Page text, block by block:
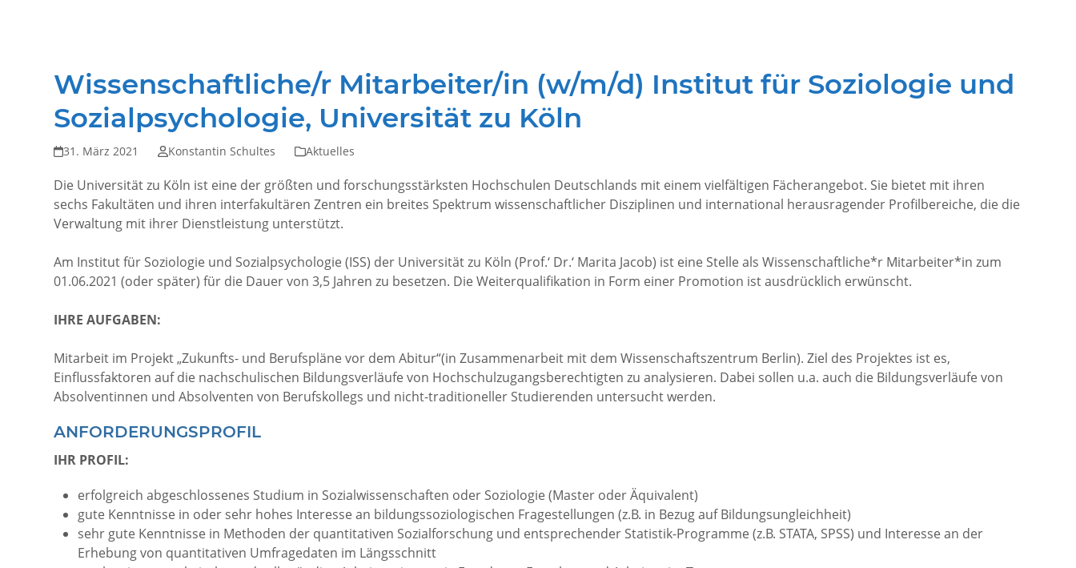
Wissenschaftliche/r Mitarbeiter/in (w/m/d) Institut für Soziologie und
Sozialpsychologie, Universität zu Köln
31. März 2021 Konstantin Schultes Aktuelles
Die Universität zu Köln ist eine der größten und forschungsstärksten Hochschulen Deutschlands mit einem vielfältigen Fächerangebot. Sie bietet mit ihren
sechs Fakultäten und ihren interfakultären Zentren ein breites Spektrum wissenschaftlicher Disziplinen und international herausragender Profilbereiche, die die
Verwaltung mit ihrer Dienstleistung unterstützt.
Am Institut für Soziologie und Sozialpsychologie (ISS) der Universität zu Köln (Prof.‘ Dr.‘ Marita Jacob) ist eine Stelle als Wissenschaftliche*r Mitarbeiter*in zum
01.06.2021 (oder später) für die Dauer von 3,5 Jahren zu besetzen. Die Weiterqualifikation in Form einer Promotion ist ausdrücklich erwünscht.
IHRE AUFGABEN:
Mitarbeit im Projekt „Zukunfts- und Berufspläne vor dem Abitur“(in Zusammenarbeit mit dem Wissenschaftszentrum Berlin). Ziel des Projektes ist es,
Einflussfaktoren auf die nachschulischen Bildungsverläufe von Hochschulzugangsberechtigten zu analysieren. Dabei sollen u.a. auch die Bildungsverläufe von
Absolventinnen und Absolventen von Berufskollegs und nicht-traditioneller Studierenden untersucht werden.
ANFORDERUNGSPROFIL
IHR PROFIL:
erfolgreich abgeschlossenes Studium in Sozialwissenschaften oder Soziologie (Master oder Äquivalent)
gute Kenntnisse in oder sehr hohes Interesse an bildungssoziologischen Fragestellungen (z.B. in Bezug auf Bildungsungleichheit)
sehr gute Kenntnisse in Methoden der quantitativen Sozialforschung und entsprechender Statistik-Programme (z.B. STATA, SPSS) und Interesse an der
Erhebung von quantitativen Umfragedaten im Längsschnitt